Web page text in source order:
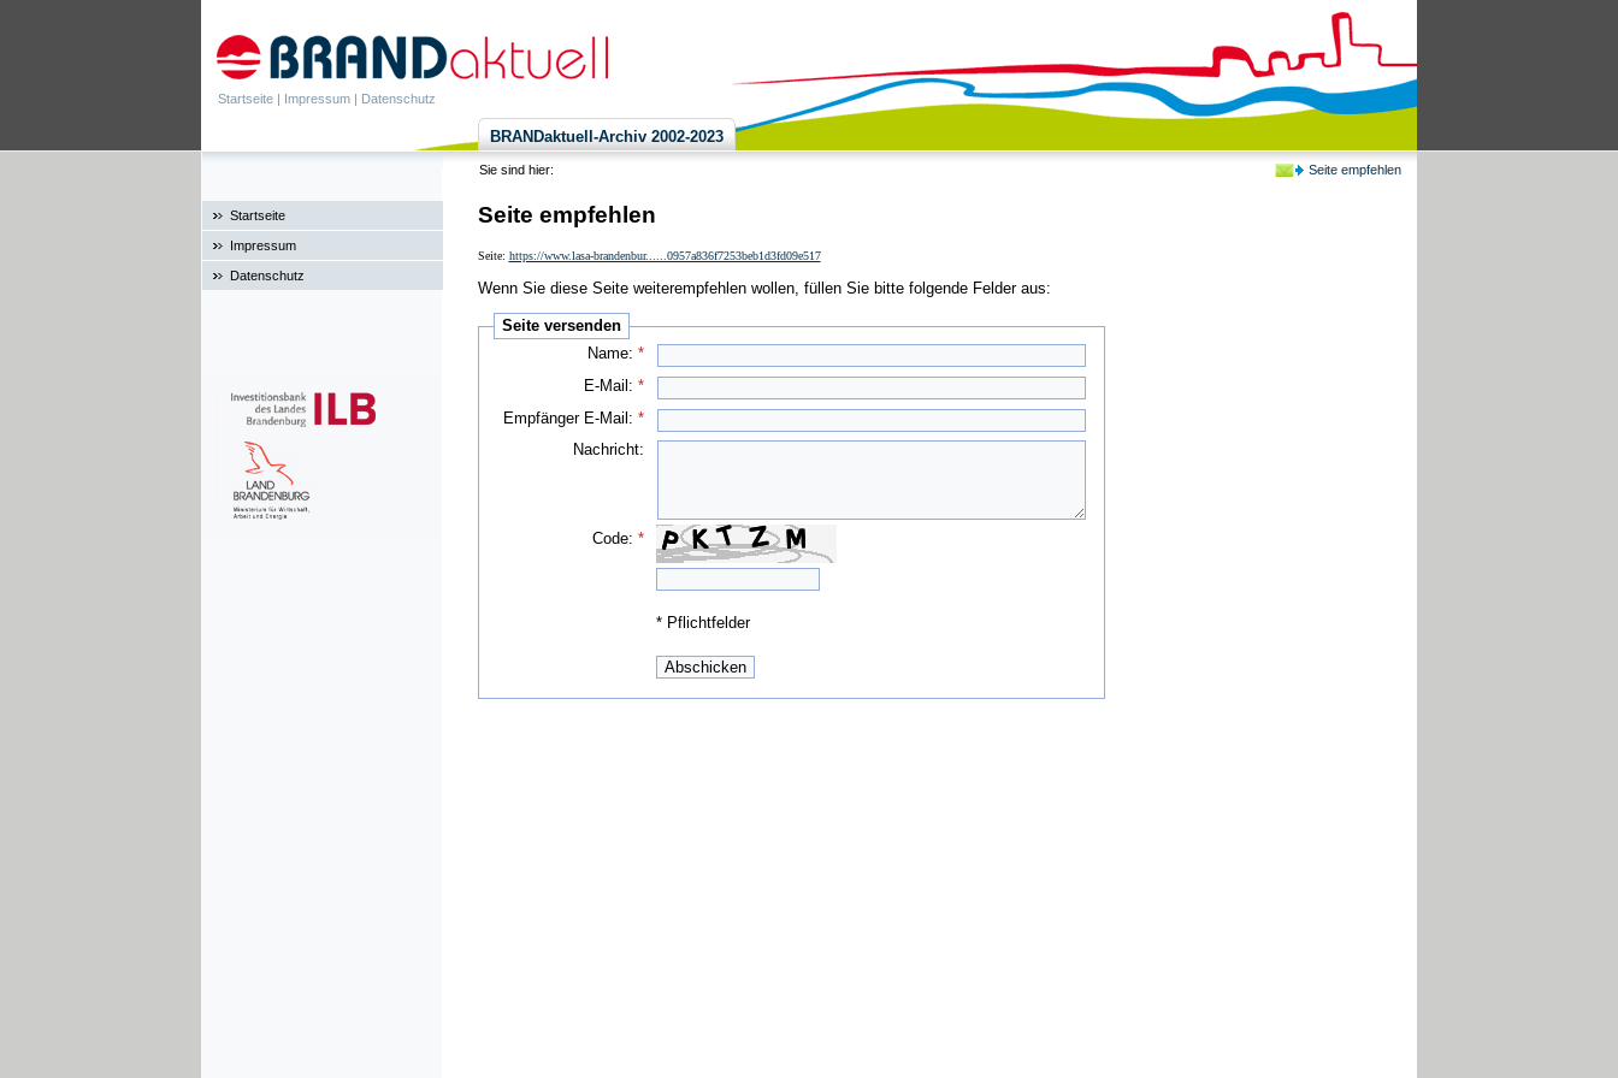
Startseite | Impressum | Datenschutz
Seite empfehlen
BRANDaktuell-Archiv 2002-2023
Sie sind hier:
Startseite
Impressum
Datenschutz
Seite empfehlen
Seite: https://www.lasa-brandenbur......0957a836f7253beb1d3fd09e517
Wenn Sie diese Seite weiterempfehlen wollen, füllen Sie bitte folgende Felder aus:
Seite versenden
Name:*
E-Mail:*
Empfänger E-Mail:*
Nachricht:
Code:*
* Pflichtfelder